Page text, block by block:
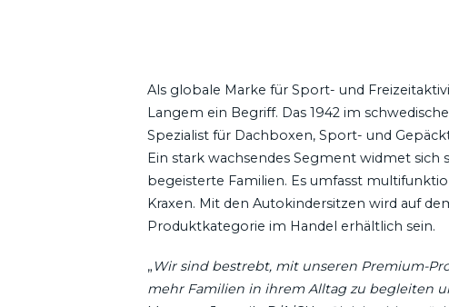
Als globale Marke für Sport- und
Langem ein Begriff. Das 1942 im
Spezialist für Dachboxen, Sport- und
Ein stark wachsendes Segment widmet
begeisterte Familien. Es umfasst
Kraxen. Mit den Autokindersitzen wird auf
Produktkategorie im Handel erhältlich sein.
„ Wir sind bestrebt, mit unseren Premium-
mehr Familien in ihrem Alltag zu begleiten